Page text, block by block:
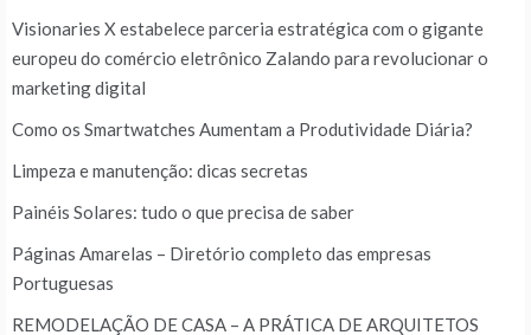
Visionaries X estabelece parceria estratégica com o gigante
europeu do comércio eletrônico Zalando para revolucionar o
marketing digital
Como os Smartwatches Aumentam a Produtividade Diária?
Limpeza e manutenção: dicas secretas
Painéis Solares: tudo o que precisa de saber
Páginas Amarelas – Diretório completo das empresas
Portuguesas
REMODELAÇÃO DE CASA – A PRÁTICA DE ARQUITETOS